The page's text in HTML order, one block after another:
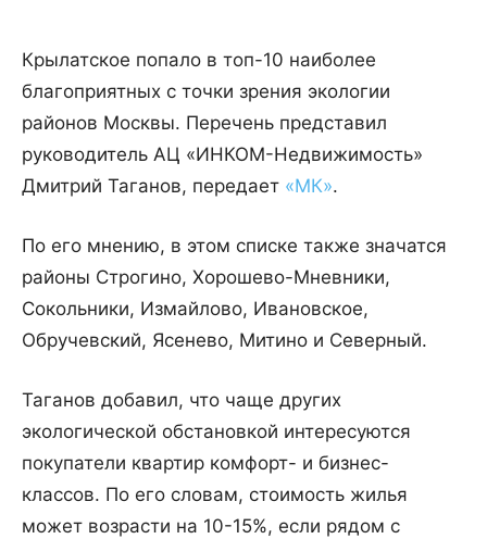
Крылатское попало в топ-10 наиболее
благоприятных с точки зрения экологии
районов Москвы. Перечень представил
руководитель АЦ «ИНКОМ-Недвижимость»
Дмитрий Таганов, передает «МК».
По его мнению, в этом списке также значатся
районы Строгино, Хорошево-Мневники,
Сокольники, Измайлово, Ивановское,
Обручевский, Ясенево, Митино и Северный.
Таганов добавил, что чаще других
экологической обстановкой интересуются
покупатели квартир комфорт- и бизнес-
классов. По его словам, стоимость жилья
может возрасти на 10-15%, если рядом с